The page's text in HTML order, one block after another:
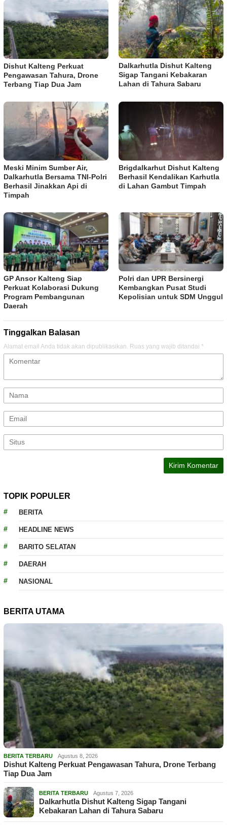
Dishut Kalteng Perkuat
Pengawasan Tahura, Drone
Terbang Tiap Dua Jam
Dalkarhutla Dishut Kalteng
Sigap Tangani Kebakaran
Lahan di Tahura Sabaru
Meski Minim Sumber Air,
Dalkarhutla Bersama TNI-Polri
Berhasil Jinakkan Api di
Timpah
Brigdalkarhut Dishut Kalteng
Berhasil Kendalikan Karhutla
di Lahan Gambut Timpah
GP Ansor Kalteng Siap
Perkuat Kolaborasi Dukung
Program Pembangunan
Daerah
Polri dan UPR Bersinergi
Kembangkan Pusat Studi
Kepolisian untuk SDM Unggul
Tinggalkan Balasan
Alamat email Anda tidak akan dipublikasikan. Ruas yang wajib ditandai *
TOPIK POPULER
BERITA
HEADLINE NEWS
BARITO SELATAN
DAERAH
NASIONAL
BERITA UTAMA
BERITA TERBARU Agustus 8, 2026
Dishut Kalteng Perkuat Pengawasan Tahura, Drone Terbang
Tiap Dua Jam
BERITA TERBARU Agustus 7, 2026
Dalkarhutla Dishut Kalteng Sigap Tangani
Kebakaran Lahan di Tahura Sabaru